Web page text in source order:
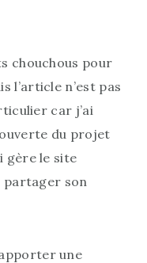
chouchous pour
l’article n’est pas
car j’ai
du projet
gère le site
partager son
une